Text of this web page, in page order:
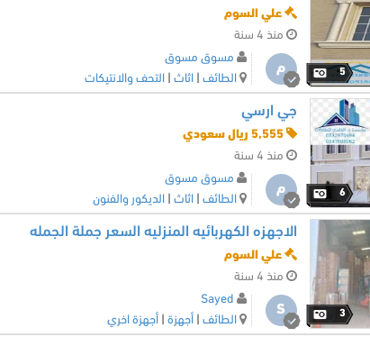
5
علي السوم
منذ 4 سنة
م
مسوق مسوق
الطائف
اثاث التحف والانتيكات
6
جي ارسي
5,555 ريال سعودي
منذ 4 سنة
م
مسوق مسوق
الطائف
اثاث الديكور والفنون
3
الاجهزه الكهربائيه المنزليه السعر جملة الجمله
علي السوم
منذ 4 سنة
S
Sayed
الطائف
أجهزة أجهزة اخري